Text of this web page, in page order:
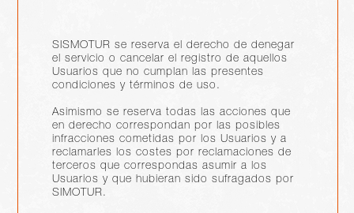
SISMOTUR se reserva el derecho de denegar
el servicio o cancelar el registro de aquellos
Usuarios que no cumplan las presentes
condiciones y términos de uso.
Asimismo se reserva todas las acciones que
en derecho correspondan por las posibles
infracciones cometidas por los Usuarios y a
reclamarles los costes por reclamaciones de
terceros que correspondas asumir a los
Usuarios y que hubieran sido sufragados por
SIMOTUR.